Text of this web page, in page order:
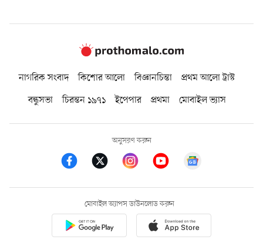
নাগরিক সংবাদ কিশোর আলো বিজ্ঞানচিন্তা
প্রথম আলো ট্রাস্ট
বন্ধুসভা
চিরন্তন ১৯৭১ ইপেপার প্রথমা মোবাইল ভ্যাস
অনুসরণ করুন
মোবাইল অ্যাপস ডাউনলোড করুন